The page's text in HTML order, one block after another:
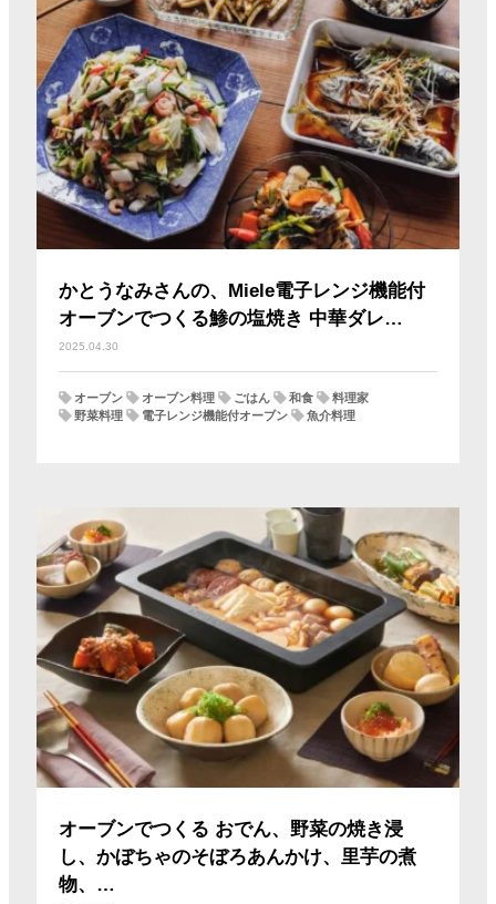
かとうなみさんの、Miele電子レンジ機能付
オーブンでつくる鯵の塩焼き 中華ダレ…
2025.04.30
オーブン オーブン料理 ごはん 和食
料理家
野菜料理
電子レンジ機能付オーブン 魚介料理
オーブンでつくる おでん、野菜の焼き浸
し、かぼちゃのそぼろあんかけ、里芋の煮
物、…